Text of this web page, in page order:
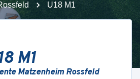
U18 M1
M1
Matzenheim Rossfeld